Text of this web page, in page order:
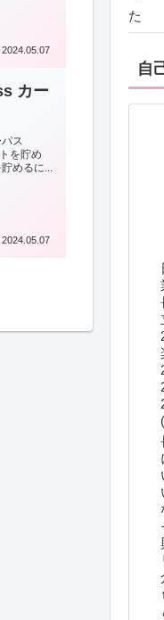
2024.05.07
カー
ス
を貯め
めるに...
2024.05.07
た
自